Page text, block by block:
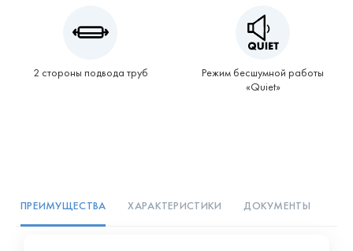
2 стороны подвода труб
Режим бесшумной работы
«Quiet»
ПРЕИМУЩЕСТВА ХАРАКТЕРИСТИКИ ДОКУМЕНТЫ